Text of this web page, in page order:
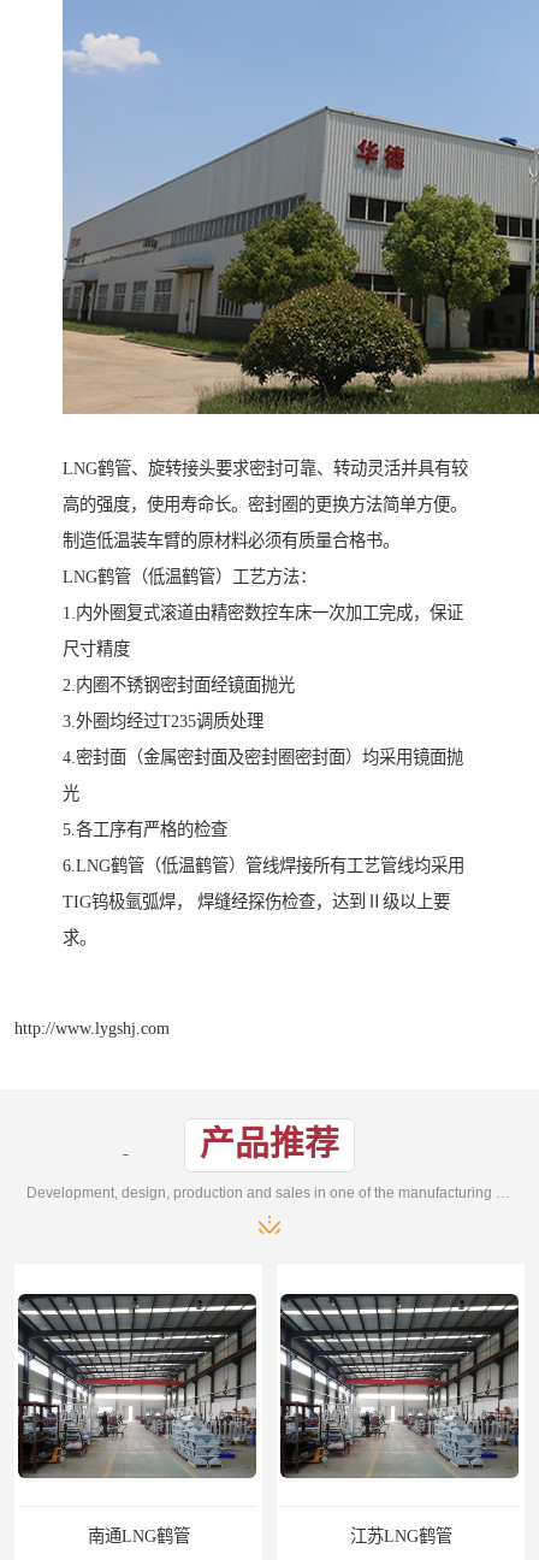
LNG鹤管、旋转接头要求密封可靠、转动灵活并具有较
高的强度，使用寿命长。密封圈的更换方法简单方便。
制造低温装车臂的原材料必须有质量合格书。
LNG鹤管（低温鹤管）工艺方法：
1.内外圈复式滚道由精密数控车床一次加工完成，保证
尺寸精度
2.内圈不锈钢密封面经镜面抛光
3.外圈均经过T235调质处理
4.密封面（金属密封面及密封圈密封面）均采用镜面抛
光
5.各工序有严格的检查
6.LNG鹤管（低温鹤管）管线焊接所有工艺管线均采用
TIG钨极氩弧焊， 焊缝经探伤检查，达到Ⅱ级以上要
求。
http://www.lygshj.com
产品推荐
南通LNG鹤管 江苏LNG鹤管